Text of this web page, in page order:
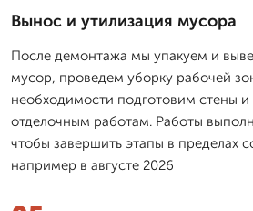
Вынос и утилизация мусора
После демонтажа мы упакуем и
мусор, проведем уборку рабочей
необходимости подготовим стены
отделочным работам. Работы
чтобы завершить этапы в пределах
например в августе 2026